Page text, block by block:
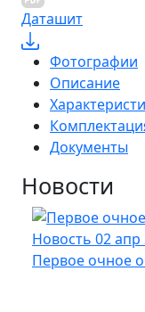
Даташит
Фотографии
Описание
Документы
Новости
Новость 02 апр
Первое очное